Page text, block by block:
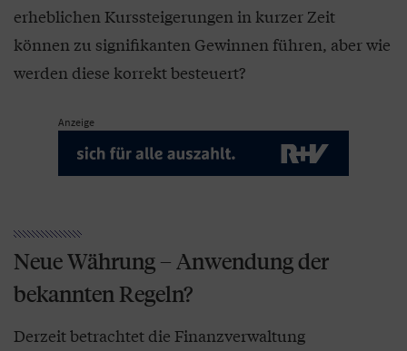
erheblichen Kurssteigerungen in kurzer Zeit
können zu signifikanten Gewinnen führen, aber wie
werden diese korrekt besteuert?
Anzeige
Neue Währung – Anwendung der
bekannten Regeln?
Derzeit betrachtet die Finanzverwaltung